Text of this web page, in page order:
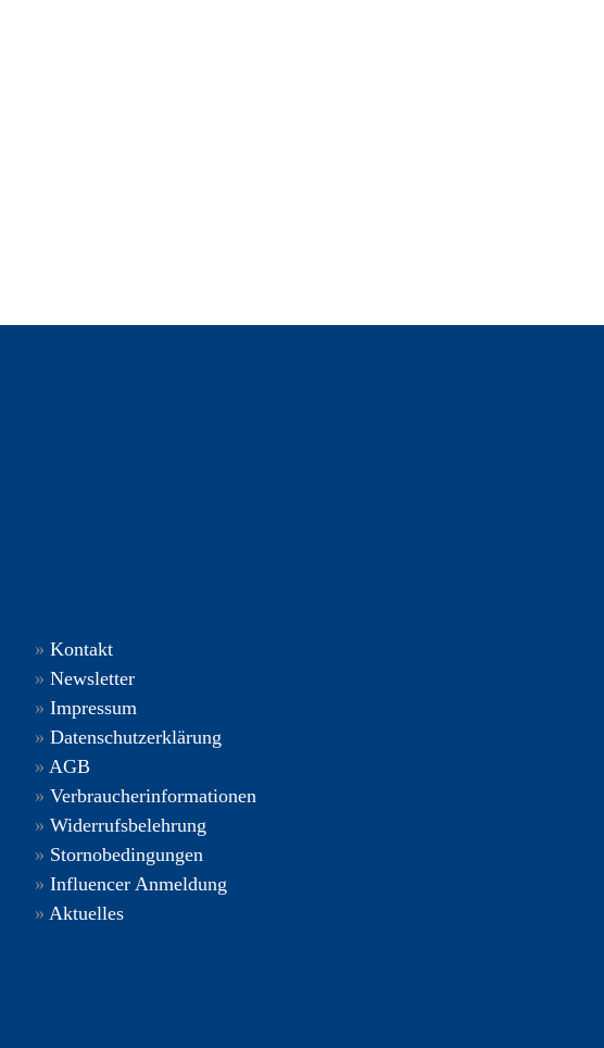
» Kontakt
» Newsletter
» Impressum
» Datenschutzerklärung
» AGB
» Verbraucherinformationen
» Widerrufsbelehrung
» Stornobedingungen
» Influencer Anmeldung
» Aktuelles